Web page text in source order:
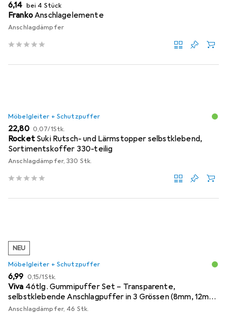
EUR
6,14 bei 4 Stück
FrankoAnschlagelemente
Anschlagdämpfer
Möbelgleiter + Schutzpuffer
EUR
22,80 EUR
0,07/1Stk.
Rocket Suki Rutsch- und Lärmstopper selbstklebend,
Sortimentskoffer 330-teilig
Anschlagdämpfer, 330 Stk.
NEU
Möbelgleiter + Schutzpuffer
EUR
6,99 EUR
0,15/1Stk.
Viva 46tlg. Gummipuffer Set – Transparente,
selbstklebende Anschlagpuffer in 3 Grössen (8mm, 12mm,
18mm)
Anschlagdämpfer, 46 Stk.